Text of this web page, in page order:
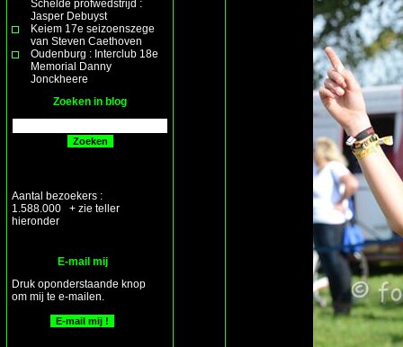
Schelde profwedstrijd :
Jasper Debuyst
Keiem 17e seizoenszege
van Steven Caethoven
Oudenburg : Interclub 18e
Memorial Danny
Jonckheere
Zoeken in blog
Aantal bezoekers :
1.588.000 + zie teller
hieronder
E-mail mij
Druk oponderstaande knop
om mij te e-mailen.